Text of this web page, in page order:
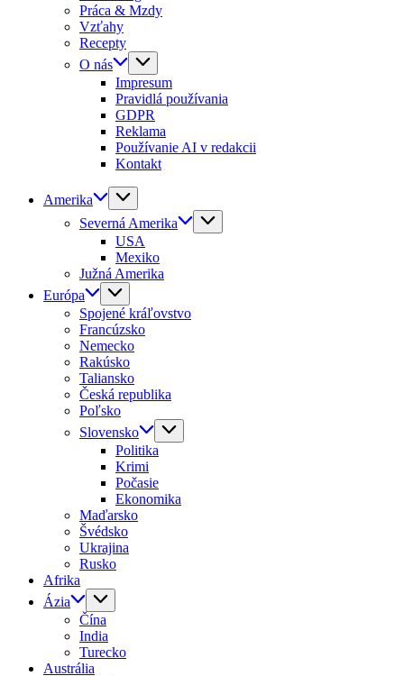
Práca & Mzdy
Vzťahy
Recepty
O nás
Impresum
Pravidlá používania
GDPR
Reklama
Používanie AI v redakcii
Kontakt
Amerika
Severná Amerika
USA
Mexiko
Južná Amerika
Európa
Spojené kráľovstvo
Francúzsko
Nemecko
Rakúsko
Taliansko
Česká republika
Poľsko
Slovensko
Politika
Krimi
Počasie
Ekonomika
Maďarsko
Švédsko
Ukrajina
Rusko
Afrika
Ázia
Čína
India
Turecko
Austrália